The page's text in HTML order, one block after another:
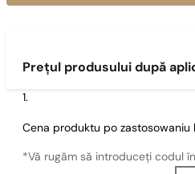
Prețul produsului după
Cena produktu po zastosowaniu
*Vă rugăm să introduceți codul